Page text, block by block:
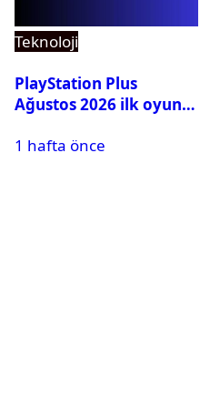
Teknoloji
PlayStation Plus
Ağustos 2026 ilk oyunu
1 hafta önce